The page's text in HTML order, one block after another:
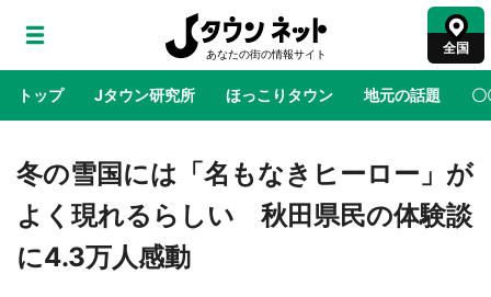
全国
トップ Jタウン研究所 ほっこりタウン 地元の話題 〇
地域×二次元 絶景 あの時はありがとう 物語がはじ
鳥取・境港「ゲゲゲの妖怪楽園」限定だった鬼
太郎グッズ買える 銀座・博品館TOY PARKへ
冬の雪国には「名もなきヒーロー」が
よく現れるらしい 秋田県民の体験談
に4.3万人感動